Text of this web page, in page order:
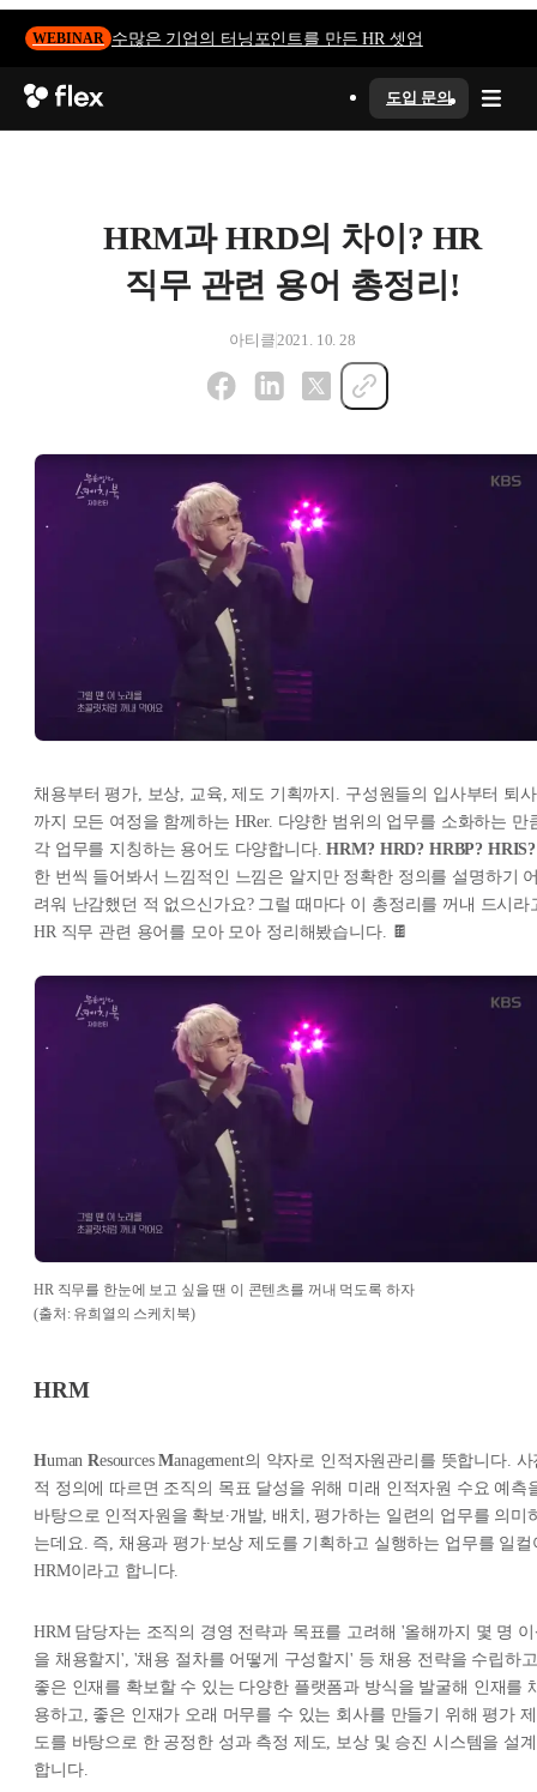
WEBINAR 수많은 기업의 터닝포인트를 만든 HR 셋업
도입 문의
HRM과 HRD의 차이? HR
직무 관련 용어 총정리!
아티클 2021. 10. 28
채용부터 평가, 보상, 교육, 제도 기획까지. 구성원들의 입사부터 퇴사
까지 모든 여정을 함께하는 HRer. 다양한 범위의 업무를 소화하는 만
각 업무를 지칭하는 용어도 다양합니다.HRM? HRD? HRBP? HRIS?
한 번씩 들어봐서 느낌적인 느낌은 알지만 정확한 정의를 설명하기
려워 난감했던 적 없으신가요? 그럴 때마다 이 총정리를 꺼내 드시라
HR 직무 관련 용어를 모아 모아 정리해봤습니다. 🍫
HR 직무를 한눈에 보고 싶을 땐 이 콘텐츠를 꺼내 먹도록 하자
(출처: 유희열의 스케치북)
HRM
HumanResourcesManagement의 약자로 인적자원관리를 뜻합니다. 사
적 정의에 따르면 조직의 목표 달성을 위해 미래 인적자원 수요 예측
바탕으로 인적자원을 확보∙개발, 배치, 평가하는 일련의 업무를 의미
는데요. 즉, 채용과 평가∙보상 제도를 기획하고 실행하는 업무를 일컬
HRM이라고 합니다.
HRM 담당자는 조직의 경영 전략과 목표를 고려해 '올해까지 몇 명
을 채용할지', '채용 절차를 어떻게 구성할지' 등 채용 전략을 수립하
좋은 인재를 확보할 수 있는 다양한 플랫폼과 방식을 발굴해 인재를
용하고, 좋은 인재가 오래 머무를 수 있는 회사를 만들기 위해 평가 제
도를 바탕으로 한 공정한 성과 측정 제도, 보상 및 승진 시스템을 설계
합니다.